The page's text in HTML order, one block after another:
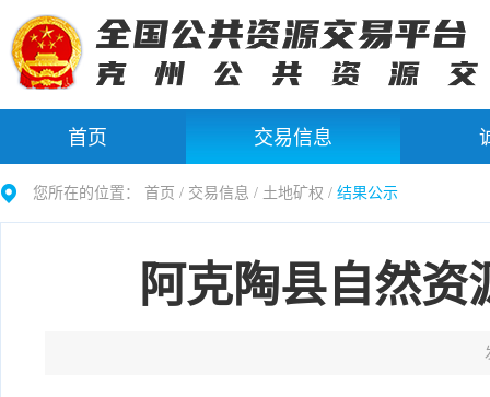
首页 交易信息
您所在的位置： 首页 / 交易信息 / 土地矿权 / 结果公示
阿克陶县自然